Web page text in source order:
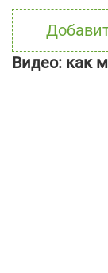
Видео: как